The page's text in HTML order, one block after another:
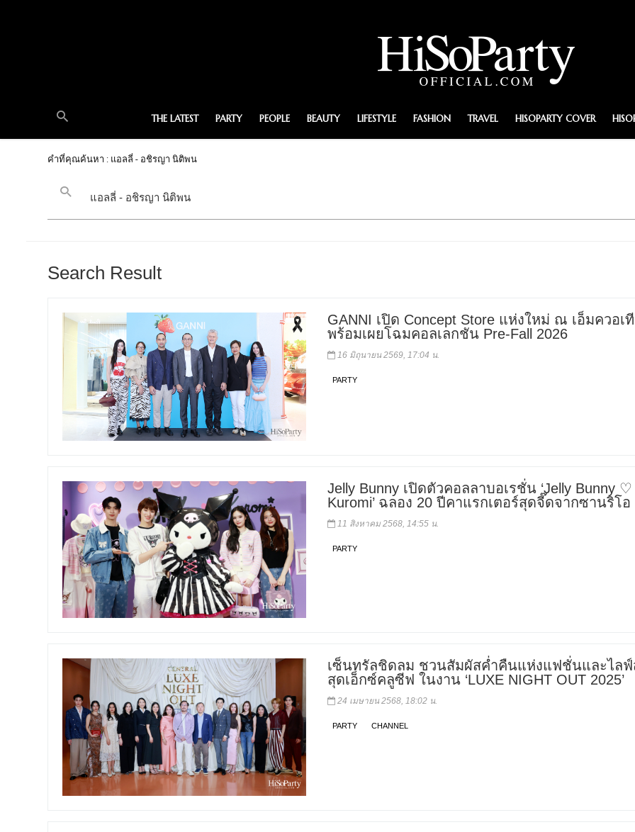
THE LATEST PARTY PEOPLE BEAUTY LIFESTYLE FASHION TRAVEL HISOPARTY COVER
คำที่คุณค้นหา : แอลลี่ - อชิรญา นิติพน
Search Result
GANNI เปิด Concept Store แห่งใหม่ ณ เอ็มควอเ
พร้อมเผยโฉมคอลเลกชัน Pre-Fall 2026
16 มิถุนายน 2569, 17:04 น.
PARTY
Jelly Bunny เปิดตัวคอลลาบอเรชั่น ‘Jelly Bunny ♡
Kuromi’ ฉลอง 20 ปีคาแรกเตอร์สุดจี๊ดจากซานริโอ
11 สิงหาคม 2568, 14:55 น.
PARTY
เซ็นทรัลชิดลม ชวนสัมผัสค่ำคืนแห่งแฟชั่นและไลฟ์
สุดเอ็กซ์คลูซีฟ ในงาน ‘LUXE NIGHT OUT 2025’
24 เมษายน 2568, 18:02 น.
PARTY CHANNEL